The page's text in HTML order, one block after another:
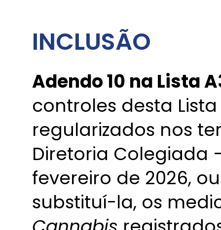
INCLUSÃO
Adendo 10 na Lista
controles desta
regularizados nos
Diretoria Colegiada –
fevereiro de 2026,
substituí-la, os